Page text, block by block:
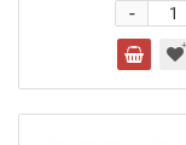
-